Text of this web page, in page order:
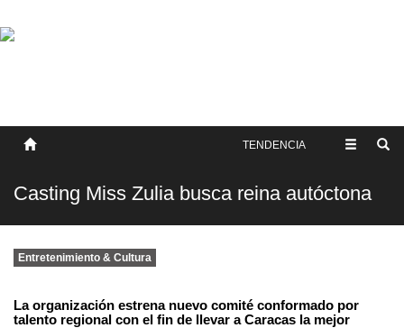
SOBRE NOSOTROS
TENDENCIA
Casting Miss Zulia busca reina autóctona
Entretenimiento & Cultura
La organización estrena nuevo comité conformado por
talento regional con el fin de llevar a Caracas la mejor